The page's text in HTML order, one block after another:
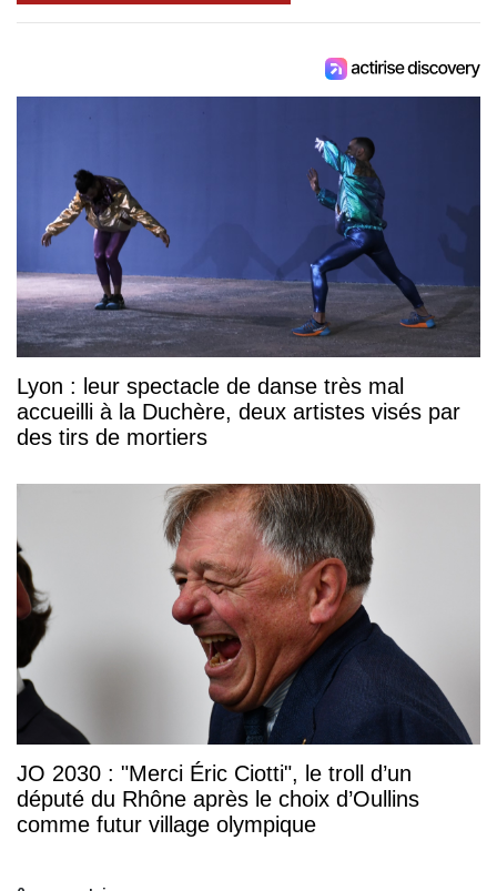
Lyon : leur spectacle de danse très mal
accueilli à la Duchère, deux artistes visés par
des tirs de mortiers
JO 2030 : "Merci Éric Ciotti", le troll d’un
député du Rhône après le choix d’Oullins
comme futur village olympique